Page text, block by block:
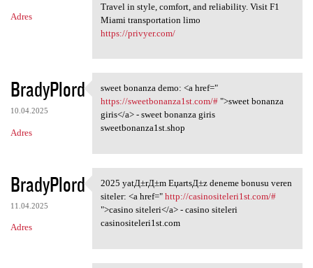
Adres
Travel in style, comfort, and reliability. Visit F1
Miami transportation limo
https://privyer.com/
BradyPlord
10.04.2025
Adres
sweet bonanza demo: <a href="
sweet bonanza demo: <a href="
https://sweetbonanza1st.com/#">sweet bonanza
giris</a> - sweet bonanza giris
sweetbonanza1st.shop
BradyPlord
11.04.2025
Adres
2025 yatД±rД±m ЕџartsД±z
2025 yatД±rД±m ЕџartsД±z deneme bonusu veren
siteler: <a href=" http://casinositeleri1st.com/#
">casino siteleri</a> - casino siteleri
casinositeleri1st.com